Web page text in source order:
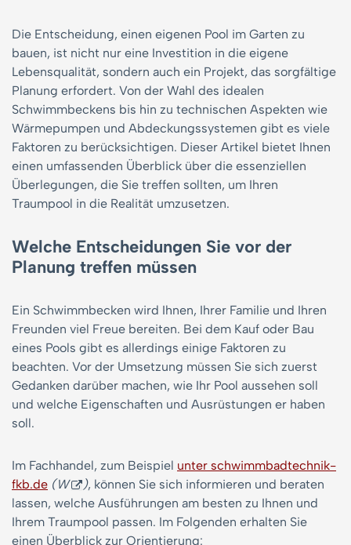
Die Entscheidung, einen eigenen Pool im Garten zu
bauen, ist nicht nur eine Investition in die eigene
Lebensqualität, sondern auch ein Projekt, das sorgfältige
Planung erfordert. Von der Wahl des idealen
Schwimmbeckens bis hin zu technischen Aspekten wie
Wärmepumpen und Abdeckungssystemen gibt es viele
Faktoren zu berücksichtigen. Dieser Artikel bietet Ihnen
einen umfassenden Überblick über die essenziellen
Überlegungen, die Sie treffen sollten, um Ihren
Traumpool in die Realität umzusetzen.
Welche Entscheidungen Sie vor der
Planung treffen müssen
Ein Schwimmbecken wird Ihnen, Ihrer Familie und Ihren
Freunden viel Freue bereiten. Bei dem Kauf oder Bau
eines Pools gibt es allerdings einige Faktoren zu
beachten. Vor der Umsetzung müssen Sie sich zuerst
Gedanken darüber machen, wie Ihr Pool aussehen soll
und welche Eigenschaften und Ausrüstungen er haben
soll.
Im Fachhandel, zum Beispiel unter schwimmbadtechnik-
fkb.de (W ), können Sie sich informieren und beraten
lassen, welche Ausführungen am besten zu Ihnen und
Ihrem Traumpool passen. Im Folgenden erhalten Sie
einen Überblick zur Orientierung: